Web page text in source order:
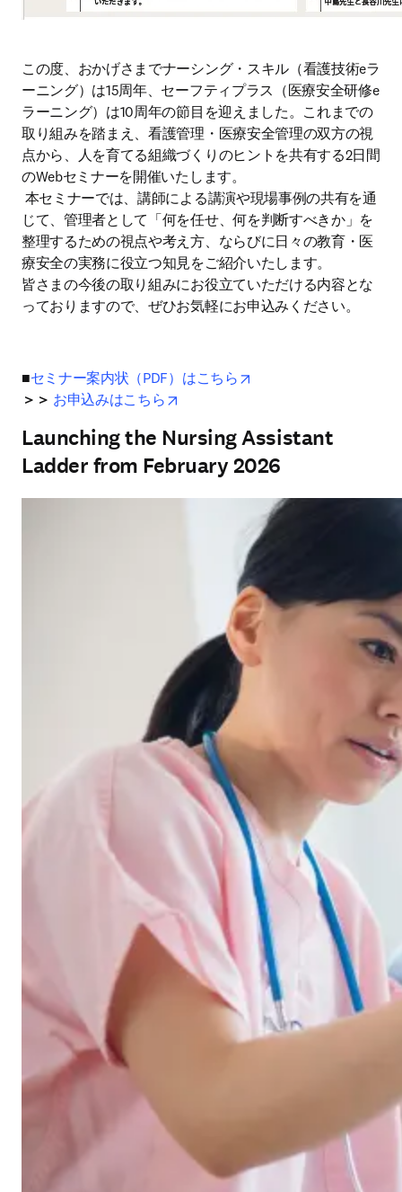
この度、おかげさまでナーシング・スキル（看護技術eラ
ーニング）は15周年、セーフティプラス（医療安全研修e
ラーニング）は10周年の節目を迎えました。これまでの
取り組みを踏まえ、看護管理・医療安全管理の双方の視
点から、人を育てる組織づくりのヒントを共有する2日間
のWebセミナーを開催いたします。
じて、管理者として「何を任せ、何を判断すべきか」を
整理するための視点や考え方、ならびに日々の教育・医
療安全の実務に役立つ知見をご紹介いたします。
皆さまの今後の取り組みにお役立ていただける内容とな
っておりますので、ぜひお気軽にお申込みください。
■セミナー案内状（PDF）はこちら
＞＞ お申込みはこちら
Launching the Nursing Assistant
Ladder from February 2026